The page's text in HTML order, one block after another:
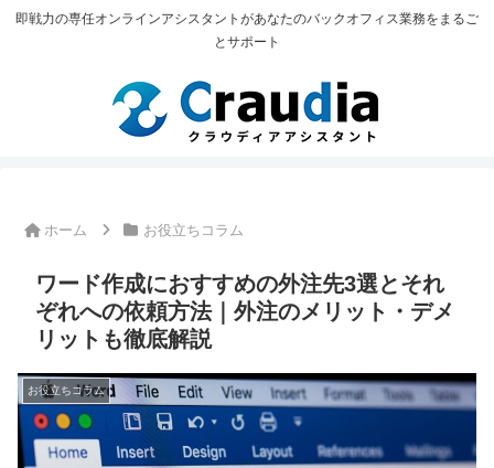
即戦力の専任オンラインアシスタントがあなたのバックオフィス業務をまるご
とサポート
ホーム お役立ちコラム
ワード作成におすすめの外注先3選とそれ
ぞれへの依頼方法｜外注のメリット・デメ
リットも徹底解説
お役立ちコラム